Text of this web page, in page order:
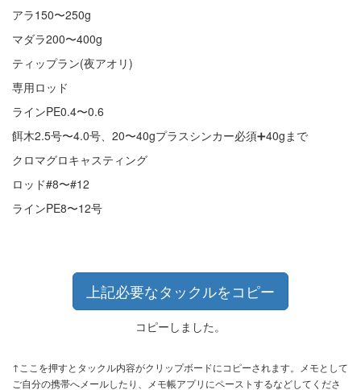
アラ150〜250g
マダラ200〜400g
ティップラン(夜アオリ)
専用ロッド
ラインPE0.4〜0.6
餌木2.5号〜4.0号、20〜40gプラスシンカー必須➕40gまで
クロマグロキャスティング
ロッド#8〜#12
ラインPE8〜12号
上記必要なタックルをコピー
コピーしました。
↑ここを押すとタックル内容がクリップボードにコピーされます。メモとして
ご自分の携帯へメールしたり、メモ帳アプリにペーストするなどしてくださ